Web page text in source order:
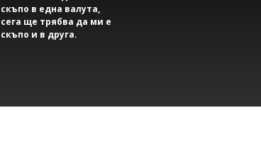
скъпо в една валута,
сега ще трябва да ми е
скъпо и в друга.